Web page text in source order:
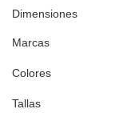
Dimensiones
Marcas
Colores
Tallas